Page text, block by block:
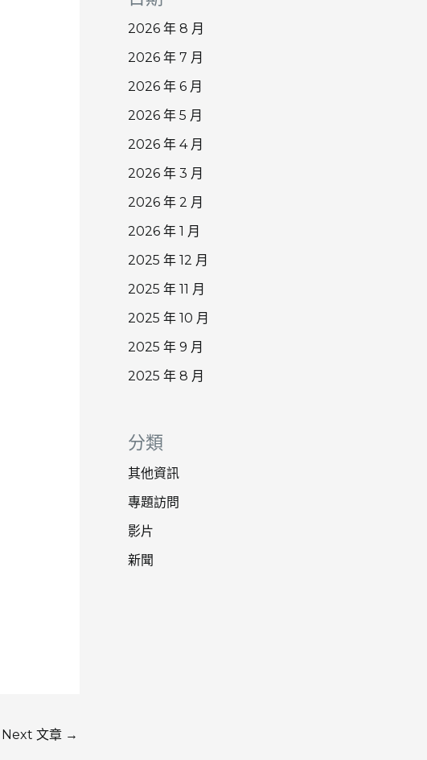
Next 文章 →
2026 年 8 月
2026 年 7 月
2026 年 6 月
2026 年 5 月
2026 年 4 月
2026 年 3 月
2026 年 2 月
2026 年 1 月
2025 年 12 月
2025 年 11 月
2025 年 10 月
2025 年 9 月
2025 年 8 月
分類
其他資訊
專題訪問
影片
新聞